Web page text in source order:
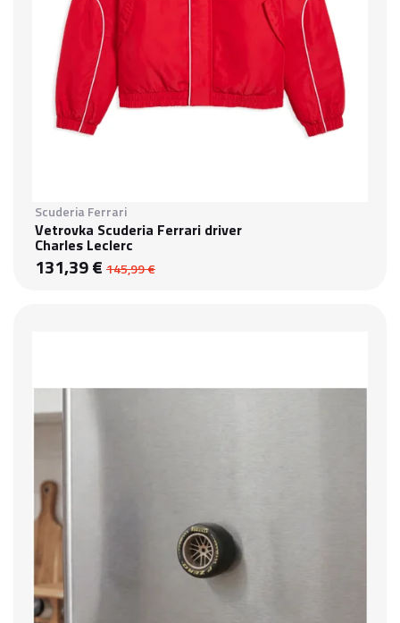
Scuderia Ferrari
Vetrovka Scuderia Ferrari driver
Charles Leclerc
131,39 € 145,99 €